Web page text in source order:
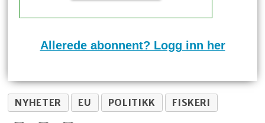
Allerede abonnent? Logg inn her
NYHETER EU POLITIKK FISKERI